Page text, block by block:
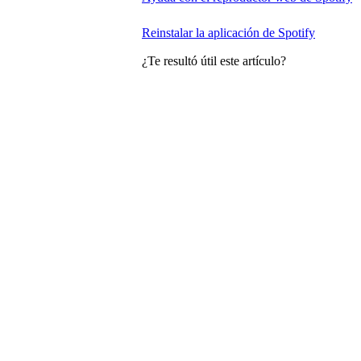
Reinstalar la aplicación de Spotify
¿Te resultó útil este artículo?